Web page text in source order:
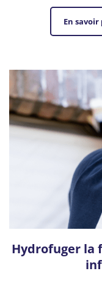
En
Hydrofuger la